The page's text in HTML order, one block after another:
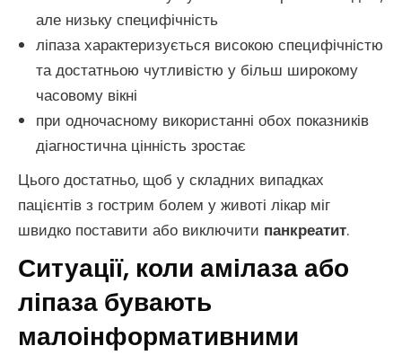
але низьку специфічність
ліпаза характеризується високою специфічністю
та достатньою чутливістю у більш широкому
часовому вікні
при одночасному використанні обох показників
діагностична цінність зростає
Цього достатньо, щоб у складних випадках
пацієнтів з гострим болем у животі лікар міг
швидко поставити або виключити панкреатит.
Ситуації, коли амілаза або
ліпаза бувають
малоінформативними